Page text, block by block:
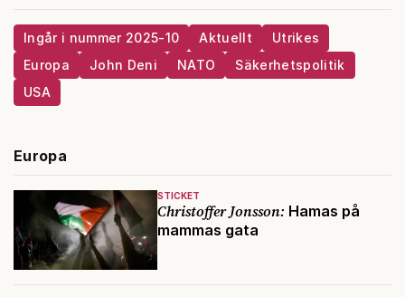
Ingår i nummer 2025-10 Aktuellt
Utrikes
Europa
John Deni NATO
Säkerhetspolitik
USA
Europa
STICKET
Christoffer Jonsson: Hamas på
mammas gata